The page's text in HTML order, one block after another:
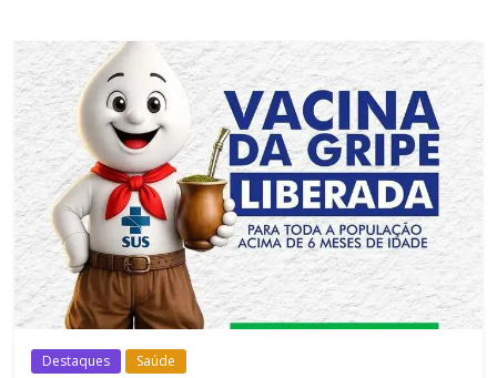
Destaques Saúde